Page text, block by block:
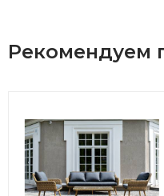
Рекомендуем